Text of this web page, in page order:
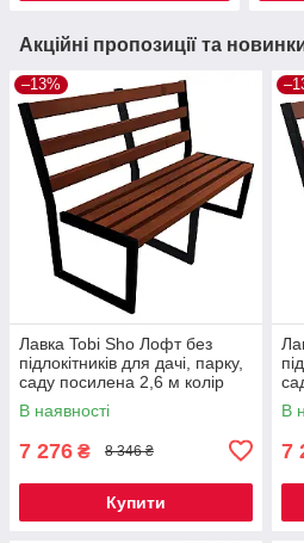
Акційні пропозиції та
–13%
Лавка Tobi Sho Лофт без
підлокітників для дачі, парку,
саду посилена 2,6 м колір
каштан
В наявності
7 276 ₴ 8 346 ₴
Купити
В
7